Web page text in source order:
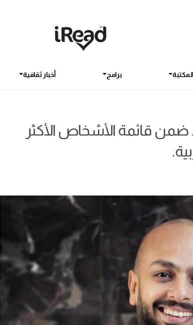
المكتبة برامج أخبار ثقافية
ضمن قائمة الأشخاص الأكثر